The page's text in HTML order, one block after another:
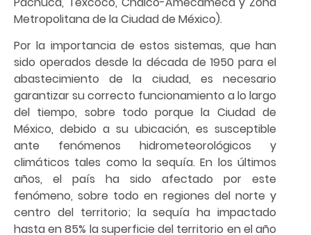
Metropolitana de la Ciudad de México).
Por la importancia de estos sistemas, que han
sido operados desde la década de 1950 para el
abastecimiento de la ciudad, es necesario
garantizar su correcto funcionamiento a lo largo
del tiempo, sobre todo porque la Ciudad de
México, debido a su ubicación, es susceptible
ante fenómenos hidrometeorológicos y
climáticos tales como la sequía. En los últimos
años, el país ha sido afectado por este
fenómeno, sobre todo en regiones del norte y
centro del territorio; la sequía ha impactado
hasta en 85% la superficie del territorio en el año